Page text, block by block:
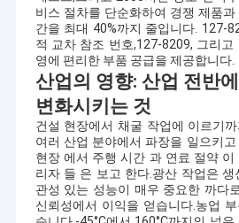
비스 절차를 단순화하여 경쟁 제품
간을 최대 40%까지 줄입니다. 127-
적 교차 참조 번호,127-8209, 그리
영에 편리한 부품 공급을 제공합니다.
산업의 영향: 산업 전반
변화시키는 것
건설 현장에서 채굴 작업에 이르기
여러 산업 분야에서 파장을 일으키
현장 에서 주행 시간 과 연료 절약
리자 들 은 보고 한다.광산 작업은
관성 있는 성능이 매우 중요한 까다
신뢰성에서 이익을 얻습니다.농업